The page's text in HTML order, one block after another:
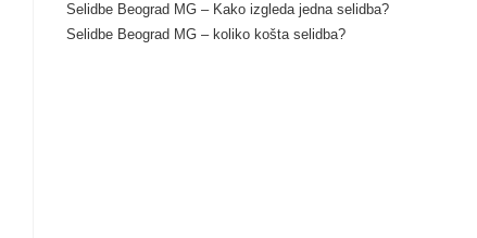
Selidbe Beograd MG – Kako izgleda jedna selidba?
Selidbe Beograd MG – koliko košta selidba?